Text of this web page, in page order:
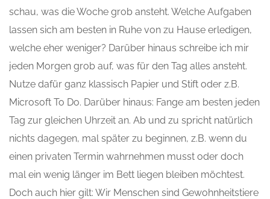
schau, was die Woche grob ansteht. Welche Aufgaben
lassen sich am besten in Ruhe von zu Hause erledigen,
welche eher weniger? Darüber hinaus schreibe ich mir
jeden Morgen grob auf, was für den Tag alles ansteht.
Nutze dafür ganz klassisch Papier und Stift oder z.B.
Microsoft To Do. Darüber hinaus: Fange am besten jeden
Tag zur gleichen Uhrzeit an. Ab und zu spricht natürlich
nichts dagegen, mal später zu beginnen, z.B. wenn du
einen privaten Termin wahrnehmen musst oder doch
mal ein wenig länger im Bett liegen bleiben möchtest.
Doch auch hier gilt: Wir Menschen sind Gewohnheitstiere